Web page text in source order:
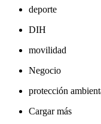
deporte
DIH
movilidad
Negocio
protección
Cargar más